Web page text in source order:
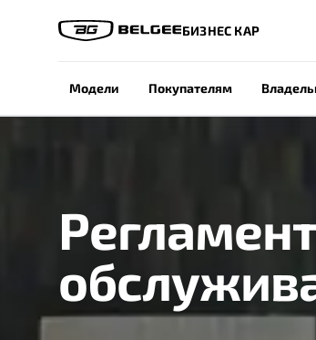
БИЗНЕС КАР
Модели Покупателям